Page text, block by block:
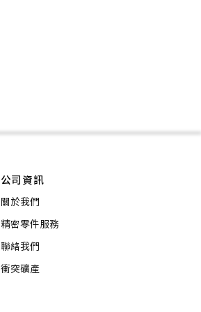
公司資訊
關於我們
精密零件服務
聯絡我們
衝突礦產